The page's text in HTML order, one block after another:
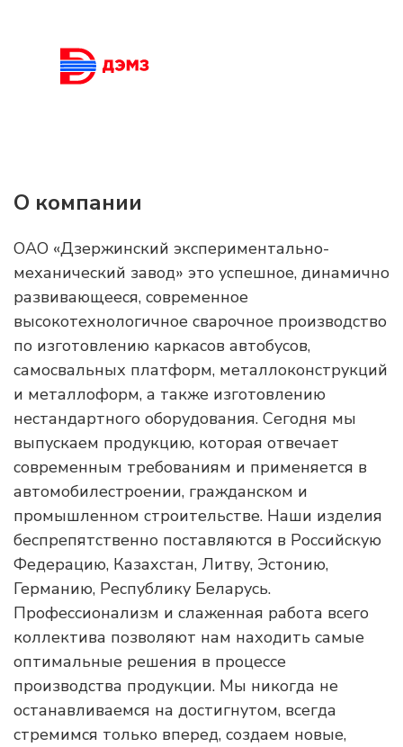
О компании
ОАО «Дзержинский экспериментально-
механический завод» это успешное, динамично
развивающееся, современное
высокотехнологичное сварочное производство
по изготовлению каркасов автобусов,
самосвальных платформ, металлоконструкций
и металлоформ, а также изготовлению
нестандартного оборудования. Сегодня мы
выпускаем продукцию, которая отвечает
современным требованиям и применяется в
автомобилестроении, гражданском и
промышленном строительстве. Наши изделия
беспрепятственно поставляются в Российскую
Федерацию, Казахстан, Литву, Эстонию,
Германию, Республику Беларусь.
Профессионализм и слаженная работа всего
коллектива позволяют нам находить самые
оптимальные решения в процессе
производства продукции. Мы никогда не
останавливаемся на достигнутом, всегда
стремимся только вперед, создаем новые,